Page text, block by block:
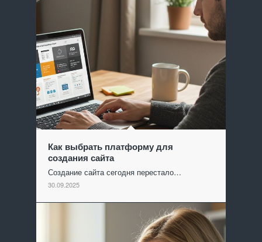
Как выбрать платформу для
создания сайта
Создание сайта сегодня перестало…
30.09.2025